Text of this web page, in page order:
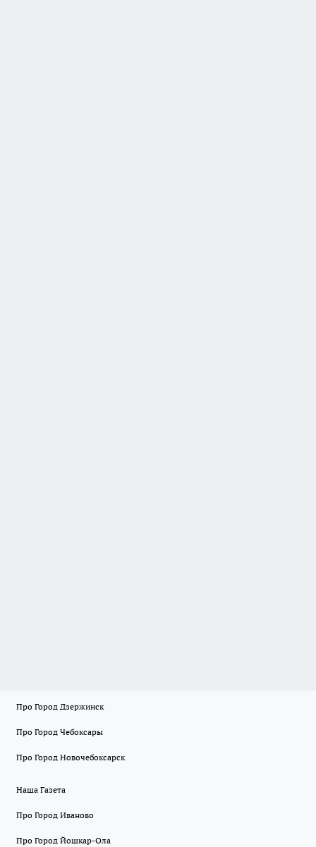
Про Город Дзержинск
Про Город Чебоксары
Про Город Новочебоксарск
Наша Газета
Про Город Иваново
Про Город Йошкар-Ола